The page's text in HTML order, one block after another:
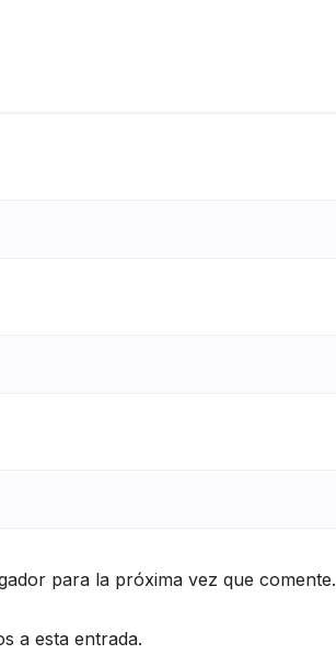
para la próxima vez que comente.
a esta entrada.